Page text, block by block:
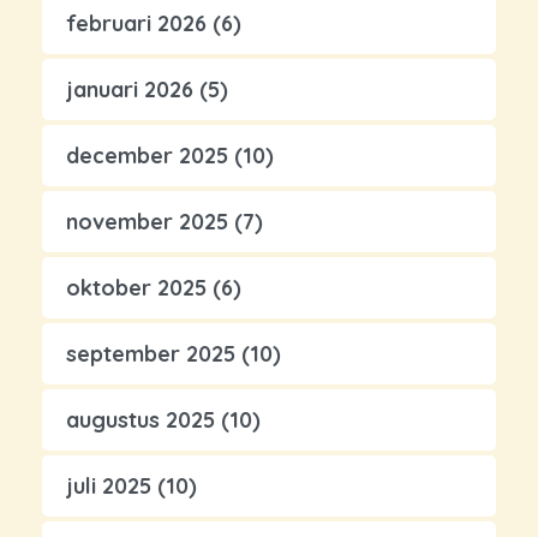
februari 2026 (6)
januari 2026 (5)
december 2025 (10)
november 2025 (7)
oktober 2025 (6)
september 2025 (10)
augustus 2025 (10)
juli 2025 (10)